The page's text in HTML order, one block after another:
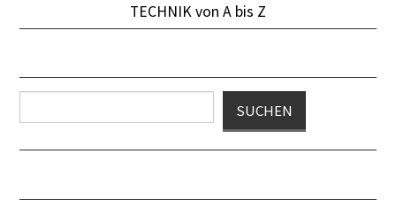
KWH
TECHNIK von A bis Z
SUCHEN